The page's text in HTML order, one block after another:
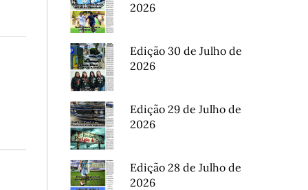
2026
Edição 30 de Julho de
2026
Edição 29 de Julho de
2026
Edição 28 de Julho de
2026